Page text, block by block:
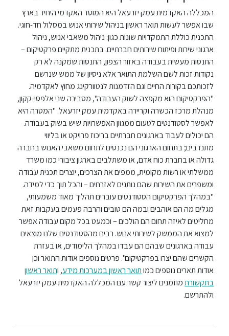
הרשמו
עכשיו
המכללה האקדמית עמק יזרעאל היא המוסד האקדמי היחיד בארץ
שבו אפשר לעשות תואר ראשון בניהול שירותי אנוש במסלול חד-חוגי.
התכנית כוללת התמקדויות שונות כגון: ניהול משאבי אנוש, ניהול
ארגוני שירות ופיתוח שירותים חברתיים. בתכנית מתקיים פרקטיקום –
התנסות מעשית בעבודה באזור הצפון, התנסות שמקנה לא רק
נקודות זכות לשם השלמת התואר אלא ניסיון של ממש שנרשם
לזכותכם בקורות החיים וגם הזדמנות לנטוורקינג מחוץ לאקדמיה.
"הפרקטיקום הוא מקפצה לשוק העבודה", מסבירה שני אלפסי-קקון,
מנהלת מרכז הכשרה וקריירה באקדמית עמק יזרעאל. "המטרה היא
לאפשר לסטודנטים לטעום ממגוון האפשרויות שיש בשוק בעבודה.
הם יכולים לעבוד בארגונים חברתיים בריכוז פרויקט או בליווי
מתנדבים; בתחום הארגוני הם נכנסים לתחום משאבי האנוש בחברה
גדולה או בחברת כוח אדם, או משתלבים בארגון ציבורי כמו משרד
ממשלתי או רשות מקומית, ממפים את הצרכים, יוצרים תכנית עבודה
ומשפרים את השירות שהם נותנים לאזרחים – והכל תוך כדי למידה.
"במהלך הפרקטיקום הסטודנטים עוברים תהליך מאוד משמעותי,
מגלים מה הם אוהבים ובמה הם טובים והרבה פעמים בעקבות זאת
מחליטים לאיזה תחום הם הולכים – וכמעט בכל מקום עבודה אפשר
למצוא את הממשק לשירותי אנוש. רבים מהסטודנטים שלנו מוצאים
עבודה בארגונים שבהם הם עבדו במהלך הלימודים, או בעזרת
הקשרים שהם יצרו בפרקטיקום". פרטים נוספים אודות התואר וכן
אודות תארים נוספים כמותואר ראשון במערכות מידע, ותואר ראשון
בתקשורתמוזמנים ליצור קשר עם המכללה האקדמית עמק יזרעאל
ולהתרשם.